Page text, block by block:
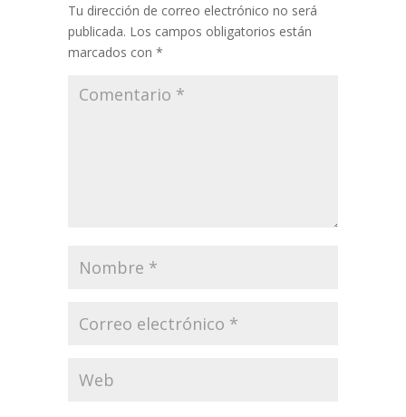
Tu dirección de correo electrónico no será
publicada. Los campos obligatorios están
marcados con *